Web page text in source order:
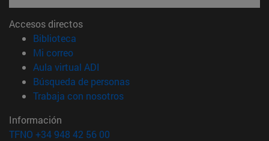
Accesos directos
Biblioteca
Mi correo(abre en nueva ventana)
Aula virtual ADI
Búsqueda de personas(abre en nueva ventana)
Trabaja con nosotros(abre en nueva ventana)
Información
TFNO +34 948 42 56 00